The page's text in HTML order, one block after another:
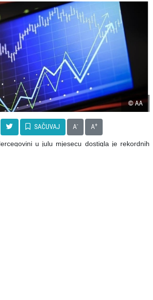
© AA
SAČUVAJ A- A+
u julu mjesecu dostigla je rekordnih